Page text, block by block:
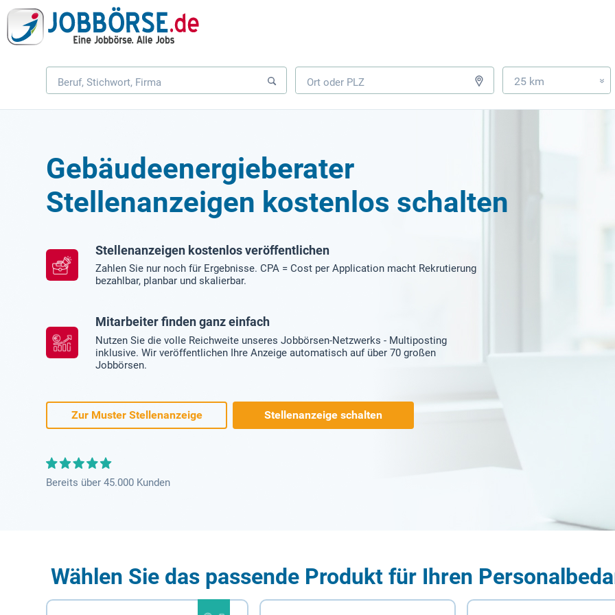
25 km »
Gebäudeenergieberater
Stellenanzeigen kostenlos schalten
Stellenanzeigen kostenlos veröffentlichen
Zahlen Sie nur noch für Ergebnisse. CPA = Cost per Application macht Rekrutierung
bezahlbar, planbar und skalierbar.
Mitarbeiter finden ganz einfach
Nutzen Sie die volle Reichweite unseres Jobbörsen-Netzwerks - Multiposting
inklusive. Wir veröffentlichen Ihre Anzeige automatisch auf über 70 großen
Jobbörsen.
Zur Muster Stellenanzeige Stellenanzeige schalten
Bereits über 45.000 Kunden
Wählen Sie das passende Produkt für Ihren